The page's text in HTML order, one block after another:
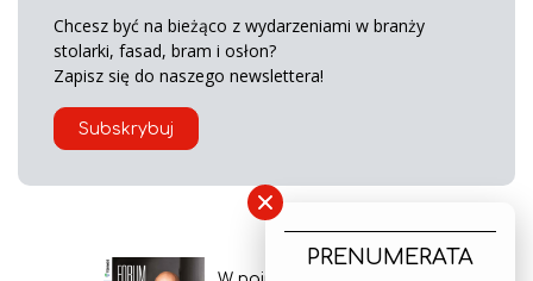
Chcesz być na bieżąco z wydarzeniami w branży
stolarki, fasad, bram i osłon?
Zapisz się do naszego newslettera!
Subskrybuj
×
PRENUMERATA